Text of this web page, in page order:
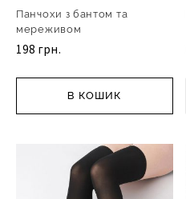
Панчохи з бантом та
мереживом
198 грн.
В КОШИК